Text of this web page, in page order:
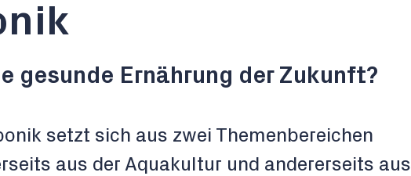
gesunde Ernährung der Zukunft?
setzt sich aus zwei Themenbereichen
aus der Aquakultur und andererseits aus